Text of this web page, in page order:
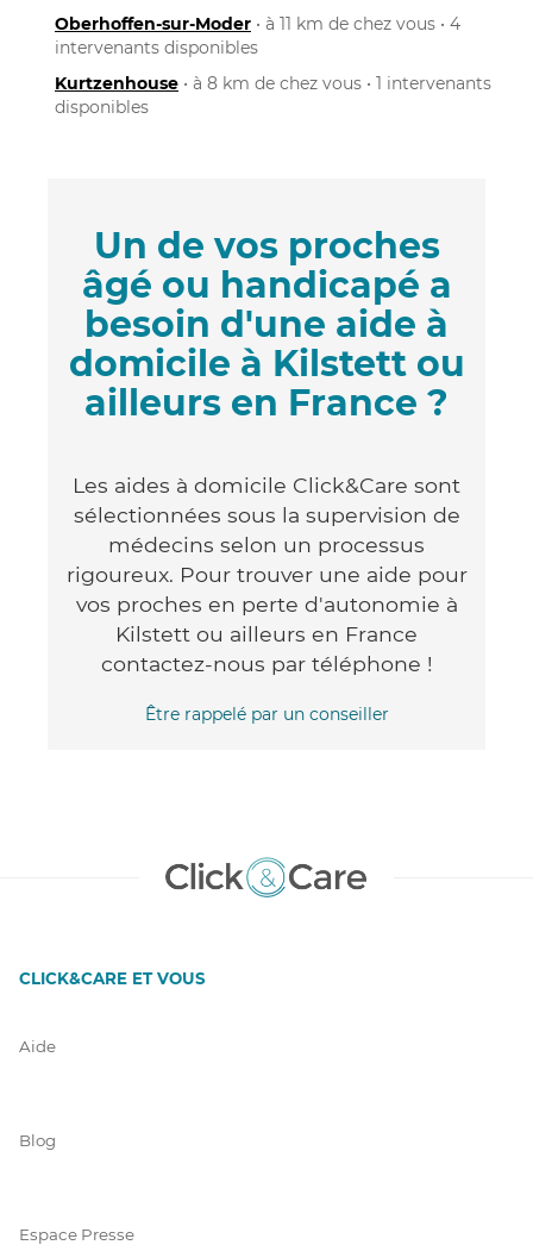
Oberhoffen-sur-Moder • à 11 km de chez vous • 4
intervenants disponibles
Kurtzenhouse • à 8 km de chez vous • 1 intervenants
disponibles
Un de vos proches
âgé ou handicapé a
besoin d'une aide à
domicile à Kilstett ou
ailleurs en France ?
Les aides à domicile Click&Care sont
sélectionnées sous la supervision de
médecins selon un processus
rigoureux. Pour trouver une aide pour
vos proches en perte d'autonomie à
Kilstett ou ailleurs en France
contactez-nous par téléphone !
Être rappelé par un conseiller
CLICK&CARE ET VOUS
Aide
Blog
Espace Presse